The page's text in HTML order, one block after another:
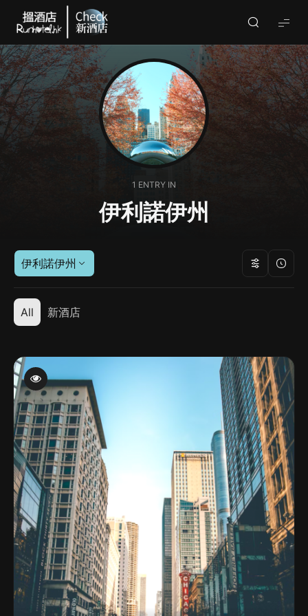
Check
酒
店
(By
Runhotel)
1 ENTRY IN
伊利諾伊州
伊利諾伊州
All 新酒店